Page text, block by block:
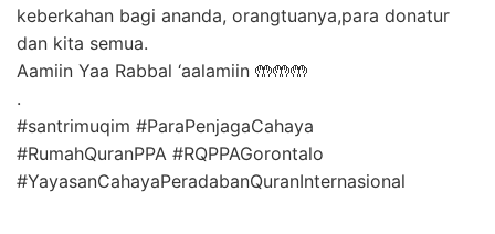
keberkahan bagi ananda, orangtuanya,para donatur
dan kita semua.
Aamiin Yaa Rabbal ‘aalamiin 🤲🤲🤲
.
#santrimuqim #ParaPenjagaCahaya
#RumahQuranPPA #RQPPAGorontalo
#YayasanCahayaPeradabanQuranInternasional